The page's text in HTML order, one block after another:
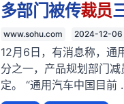
多部门被传裁员
www.sohu.com 2024-12-06
12月6日，有消息称，通
分之一，产品规划部门
定。 “通用汽车中国目前